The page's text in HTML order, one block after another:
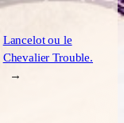
Lancelot ou le
Chevalier Trouble.
→